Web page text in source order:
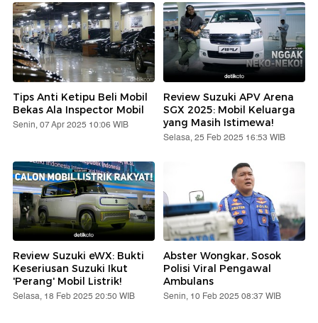
Tips Anti Ketipu Beli Mobil
Bekas Ala Inspector Mobil
Senin, 07 Apr 2025 10:06 WIB
Review Suzuki APV Arena
SGX 2025: Mobil Keluarga
yang Masih Istimewa!
Selasa, 25 Feb 2025 16:53 WIB
Review Suzuki eWX: Bukti
Keseriusan Suzuki Ikut
'Perang' Mobil Listrik!
Selasa, 18 Feb 2025 20:50 WIB
Abster Wongkar, Sosok
Polisi Viral Pengawal
Ambulans
Senin, 10 Feb 2025 08:37 WIB